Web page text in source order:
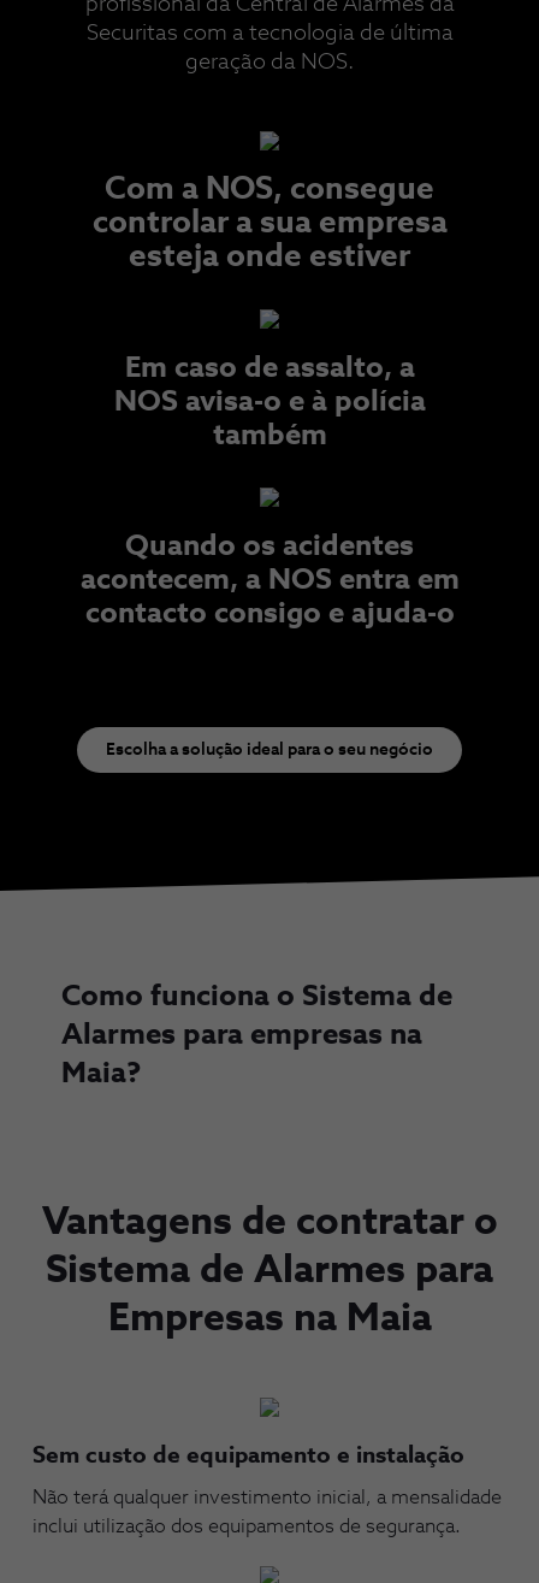
profissional da Central de Alarmes da
Securitas com a tecnologia de última
geração da NOS.​
Com a NOS, consegue
controlar a sua empresa
esteja onde estiver​
Em caso de assalto, a
NOS avisa-o e à polícia
também​
Quando os acidentes
acontecem, a NOS entra em
contacto consigo e ajuda-o
Escolha a solução ideal para o seu negócio
Como funciona o Sistema de
Alarmes para empresas na
Maia?
Vantagens de contratar o
Sistema de Alarmes para
Empresas na Maia
Sem custo de equipamento e instalação
Não terá qualquer investimento inicial, a mensalidade
inclui utilização dos equipamentos de segurança.